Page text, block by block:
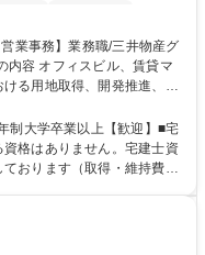
る用地取得、開発推進、賃
門において事務業務を担当
費用支払、支払管理、請
）・予算作成及び予実管
務】
全週休2日
制大学卒業以上【歓迎】■宅
格はありません。宅建士資
おります（取得・維持費用
り強く業務に取り組める
、期限を意識したスケジュ